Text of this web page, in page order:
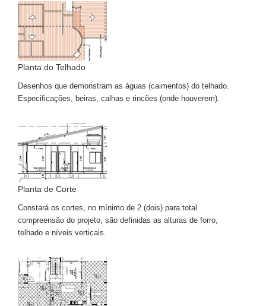
Planta do Telhado
Desenhos que demonstram as águas (caimentos) do telhado.
Especificações, beiras, calhas e rincões (onde houverem).
Planta de Corte
Constará os cortes, no mínimo de 2 (dois) para total
compreensão do projeto, são definidas as alturas de forro,
telhado e níveis verticais.